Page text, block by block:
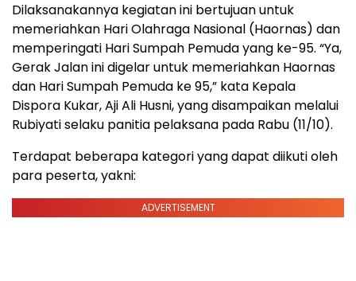
Dilaksanakannya kegiatan ini bertujuan untuk
memeriahkan Hari Olahraga Nasional (Haornas) dan
memperingati Hari Sumpah Pemuda yang ke-95. “Ya,
Gerak Jalan ini digelar untuk memeriahkan Haornas
dan Hari Sumpah Pemuda ke 95,” kata Kepala
Dispora Kukar, Aji Ali Husni, yang disampaikan melalui
Rubiyati selaku panitia pelaksana pada Rabu (11/10).
Terdapat beberapa kategori yang dapat diikuti oleh
para peserta, yakni:
ADVERTISEMENT